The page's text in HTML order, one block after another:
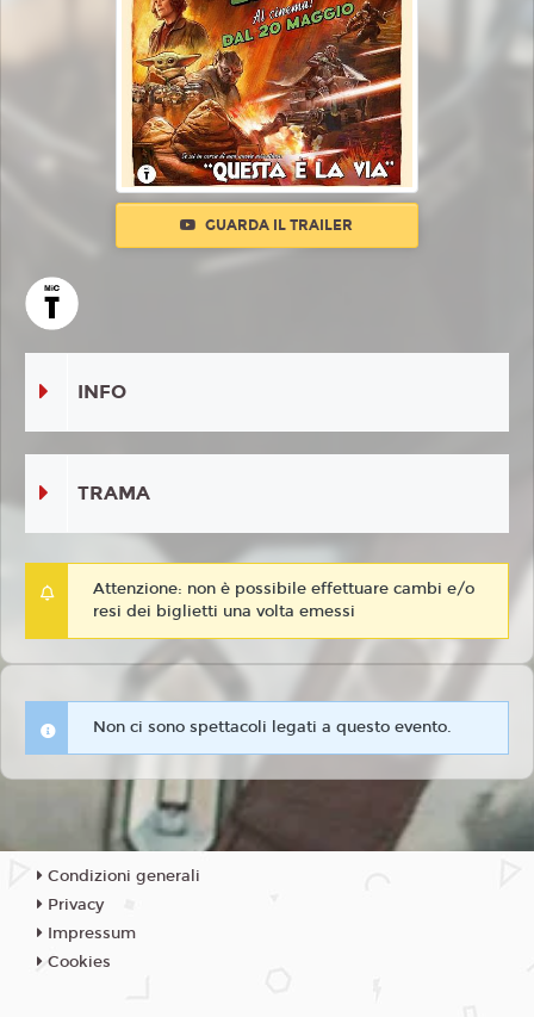
GUARDA IL TRAILER
INFO
TRAMA
Attenzione: non è possibile effettuare cambi e/o
resi dei biglietti una volta emessi
Non ci sono spettacoli legati a questo evento.
Condizioni generali
Privacy
Impressum
Cookies